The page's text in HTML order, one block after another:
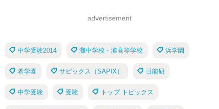
advertisement
中学受験2014 灘中学校・灘高等学校 浜学園
希学園 サピックス（SAPIX） 日能研
中学受験 受験 トップ トピックス